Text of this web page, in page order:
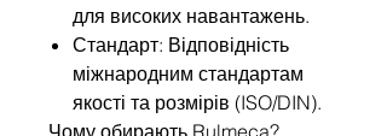
для високих навантажень.
Стандарт: Відповідність
міжнародним стандартам
якості та розмірів (ISO/DIN).
Чому обирають Rulmeca?